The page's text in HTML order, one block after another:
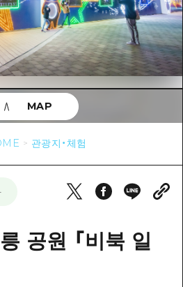
축제
라이프
Moshimo Travel
시 주변
芸)
後)
(宮島) 주변
행
시 주변
芸)
後)
北)
쿠(芸北)
(山口)현 동부
島根)현
보
OMOTENASHI 패스
관광지・체험
공원 「비북 일
MAP